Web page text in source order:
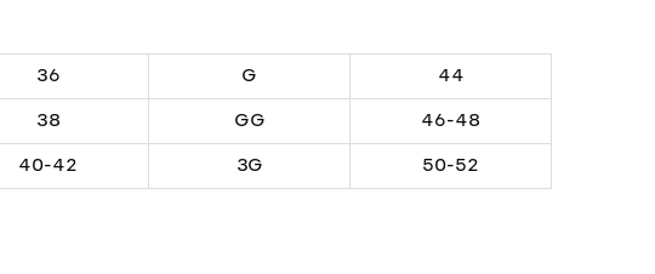
36 G 44
38 GG 46-48
40-42 3G 50-52